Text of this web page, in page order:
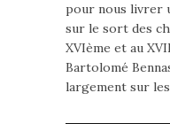
pour nous livrer
sur le sort des
XVIème et au
Bartolomé
largement sur